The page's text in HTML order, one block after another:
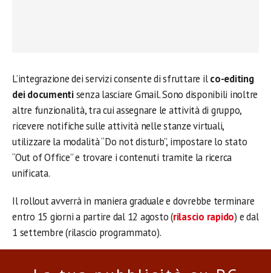
L’integrazione dei servizi consente di sfruttare ilco-editing
dei documentisenza lasciare Gmail. Sono disponibili inoltre
altre funzionalità, tra cui assegnare le attività di gruppo,
ricevere notifiche sulle attività nelle stanze virtuali,
utilizzare la modalità “Do not disturb”, impostare lo stato
“Out of Office” e trovare i contenuti tramite la ricerca
unificata.
Il rollout avverrà in maniera graduale e dovrebbe terminare
entro 15 giorni a partire dal 12 agosto (rilascio rapido) e dal
1 settembre (rilascio programmato).